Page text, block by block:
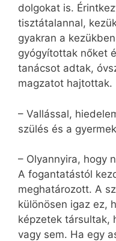
dolgokat is.
tisztátalannal,
gyakran a
gyógyítottak nőket
tanácsot adtak,
magzatot hajtottak.
– Vallással,
szülés és a
– Olyannyira, hogy
A fogantatástól
meghatározott. A
különösen igaz ez,
képzetek társultak,
vagy sem. Ha egy